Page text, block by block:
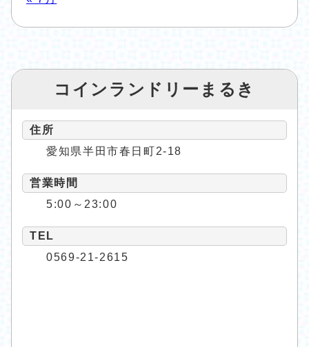
コインランドリーまるき
住所
愛知県半田市春日町2-18
営業時間
5:00～23:00
TEL
0569-21-2615